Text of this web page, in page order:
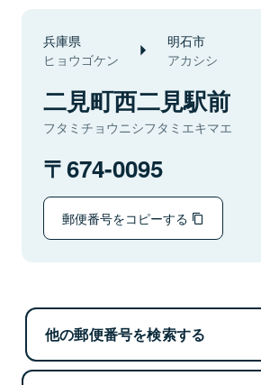
兵庫県
ヒョウゴケン
明石市
アカシシ
二見町西二見駅前
フタミチョウニシフタミエキマエ
674-0095
郵便番号をコピーする
他の郵便番号を検索する